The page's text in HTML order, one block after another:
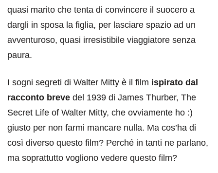
quasi marito che tenta di convincere il suocero a
dargli in sposa la figlia, per lasciare spazio ad un
avventuroso, quasi irresistibile viaggiatore senza
paura.
I sogni segreti di Walter Mitty è il film ispirato dal
racconto breve del 1939 di James Thurber, The
Secret Life of Walter Mitty, che ovviamente ho :)
giusto per non farmi mancare nulla. Ma cos’ha di
così diverso questo film? Perché in tanti ne parlano,
ma soprattutto vogliono vedere questo film?